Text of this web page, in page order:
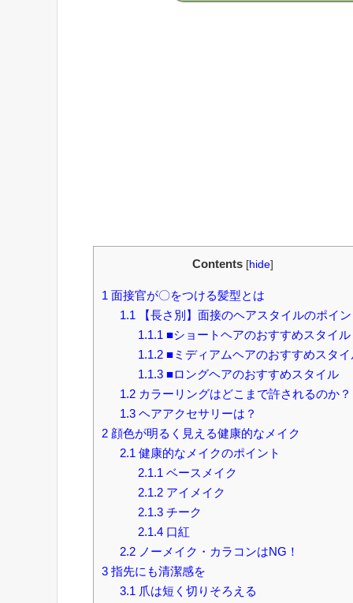
Contents [hide]
1 面接官が〇をつける髪型とは
1.1 【長さ別】面接のヘアスタイルのポイ
1.1.1 ■ショートヘアのおすすめスタイル
1.1.2■ミディアムヘアのおすすめスタイ
1.1.3■ロングヘアのおすすめスタイル
1.2カラーリングはどこまで許されるのか？
1.3ヘアアクセサリーは？
2 顔色が明るく見える健康的なメイク
2.1 健康的なメイクのポイント
2.1.1 ベースメイク
2.1.2アイメイク
2.1.3チーク
2.1.4口紅
2.2ノーメイク・カラコンはNG！
3 指先にも清潔感を
3.1 爪は短く切りそろえる